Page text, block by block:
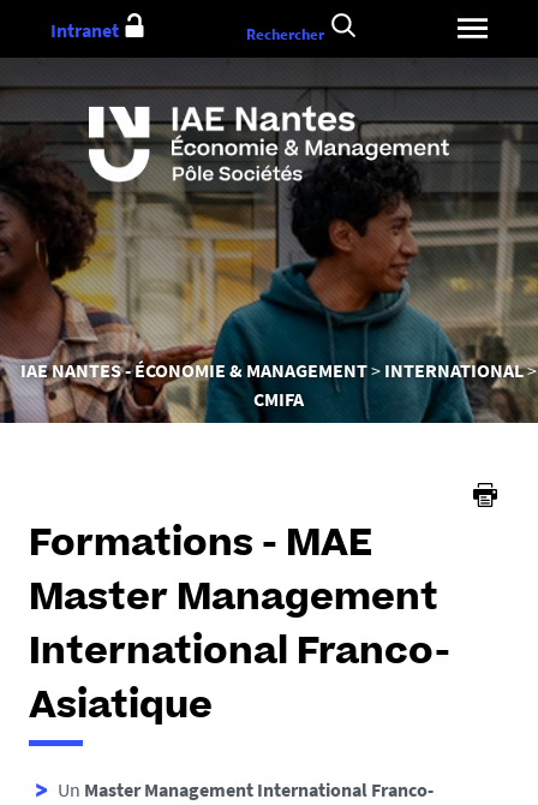
au
Vous
êtes
ici :
IAE NANTES - ÉCONOMIE & MANAGEMENT
INTERNATIONAL
CMIFA
Intranet Rechercher
Formations - MAE
Master Management
International Franco-
Asiatique
Un Master Management International Franco-